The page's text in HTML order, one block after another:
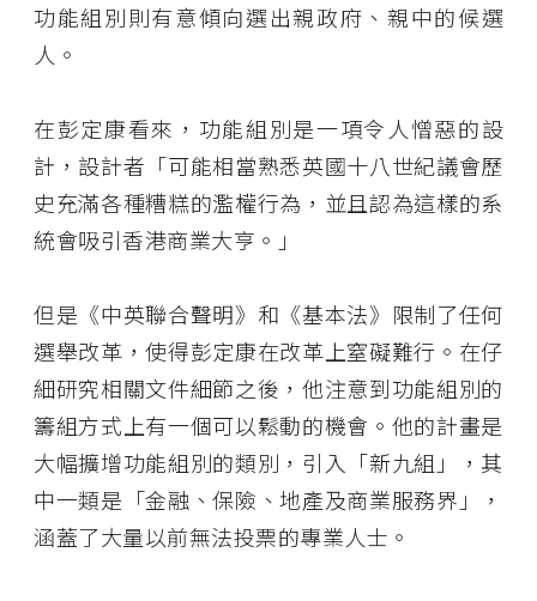
功能組別則有意傾向選出親政府、親中的候選
人。
在彭定康看來，功能組別是一項令人憎惡的設
計，設計者「可能相當熟悉英國十八世紀議會歷
史充滿各種糟糕的濫權行為，並且認為這樣的系
統會吸引香港商業大亨。」
但是《中英聯合聲明》和《基本法》限制了任何
選舉改革，使得彭定康在改革上窒礙難行。在仔
細研究相關文件細節之後，他注意到功能組別的
籌組方式上有一個可以鬆動的機會。他的計畫是
大幅擴增功能組別的類別，引入「新九組」，其
中一類是「金融、保險、地產及商業服務界」，
涵蓋了大量以前無法投票的專業人士。